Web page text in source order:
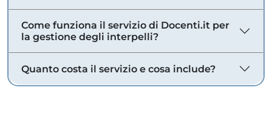
Come funziona il servizio di Docenti.it per
la gestione degli interpelli?
Quanto costa il servizio e cosa include?